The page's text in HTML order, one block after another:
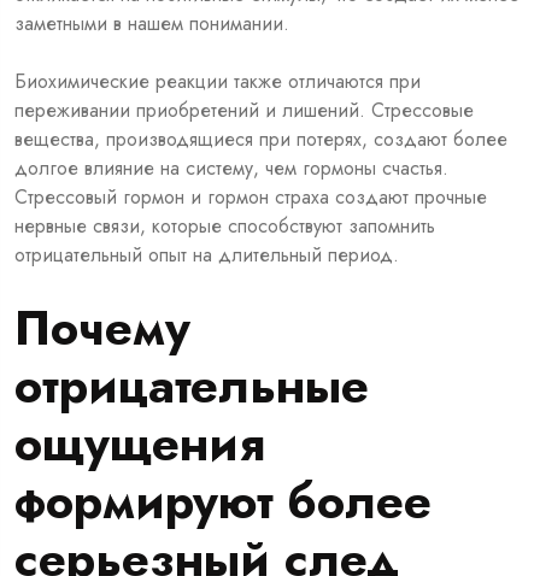
заметными в нашем понимании.
Биохимические реакции также отличаются при
переживании приобретений и лишений. Стрессовые
вещества, производящиеся при потерях, создают более
долгое влияние на систему, чем гормоны счастья.
Стрессовый гормон и гормон страха создают прочные
нервные связи, которые способствуют запомнить
отрицательный опыт на длительный период.
Почему
отрицательные
ощущения
формируют более
серьезный след